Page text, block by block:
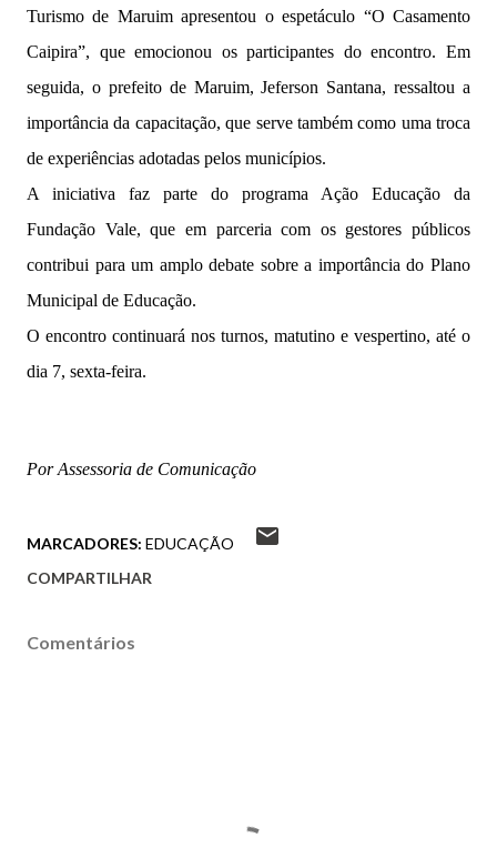
Turismo de Maruim apresentou o espetáculo “O Casamento
Caipira”, que emocionou os participantes do encontro. Em
seguida, o prefeito de Maruim, Jeferson Santana, ressaltou a
importância da capacitação, que serve também como uma troca
de experiências adotadas pelos municípios.
A iniciativa faz parte do programa Ação Educação da
Fundação Vale, que em parceria com os gestores públicos
contribui para um amplo debate sobre a importância do Plano
Municipal de Educação.
O encontro continuará nos turnos, matutino e vespertino, até o
dia 7, sexta-feira.
Por Assessoria de Comunicação
MARCADORES: EDUCAÇÃO
COMPARTILHAR
Comentários